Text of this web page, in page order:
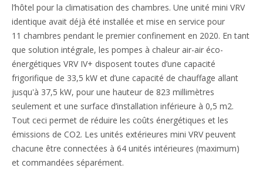
l’hôtel pour la climatisation des chambres. Une unité mini VRV
identique avait déjà été installée et mise en service pour
11 chambres pendant le premier confinement en 2020. En tant
que solution intégrale, les pompes à chaleur air-air éco-
énergétiques VRV IV+ disposent toutes d’une capacité
frigorifique de 33,5 kW et d’une capacité de chauffage allant
jusqu'à 37,5 kW, pour une hauteur de 823 millimètres
seulement et une surface d’installation inférieure à 0,5 m2.
Tout ceci permet de réduire les coûts énergétiques et les
émissions de CO2. Les unités extérieures mini VRV peuvent
chacune être connectées à 64 unités intérieures (maximum)
et commandées séparément.